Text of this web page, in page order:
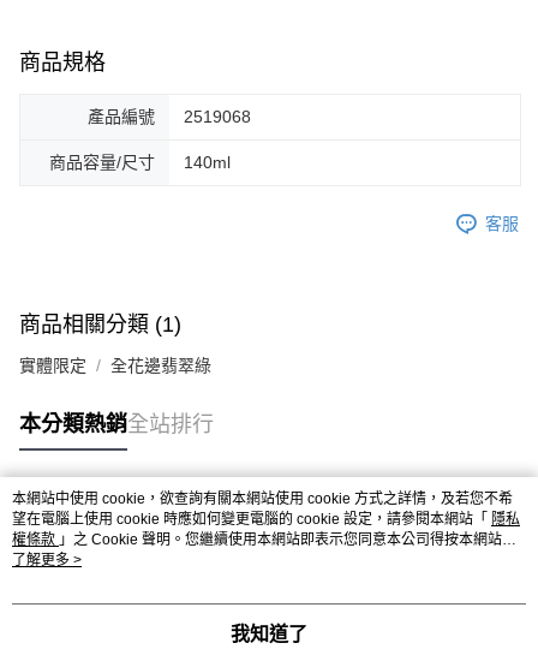
商品規格
產品編號 2519068
商品容量/尺寸 140ml
客服
商品相關分類 (1)
實體限定 全花邊翡翠綠
本分類熱銷全站排行
熱門標籤
本網站中使用 cookie，欲查詢有關本網站使用 cookie 方式之詳情，及若您不希
望在電腦上使用 cookie 時應如何變更電腦的 cookie 設定，請參閱本網站「 隱私
權條款 」之 Cookie 聲明。您繼續使用本網站即表示您同意本公司得按本網站使
用條款之 Cookie 聲明使用 cookie。
了解更多 >
我知道了